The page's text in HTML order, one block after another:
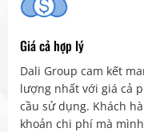
Giá cả hợp lý
Dali Group cam kết
lượng nhất với giá cả
cầu sử dụng. Khách
khoản chi phí mà